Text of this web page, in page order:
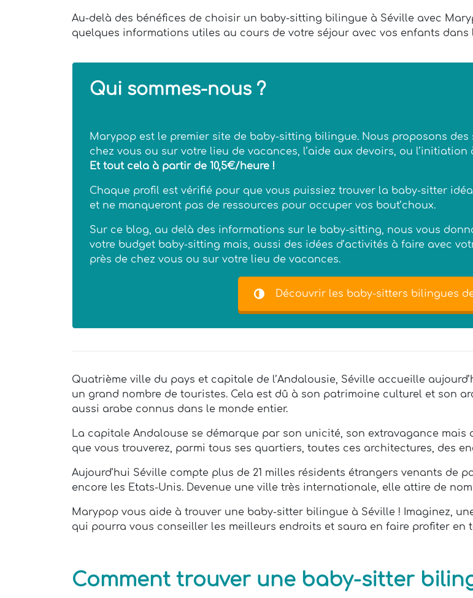
Au-delà des bénéfices de choisir un baby-sitting bilingue à Séville avec
quelques informations utiles au cours de votre séjour avec vos enfants dans
Qui sommes-nous ?
Marypop est le premier site de baby-sitting bilingue. Nous proposons
chez vous ou sur votre lieu de vacances, l’aide aux devoirs, ou
Et tout cela à partir de 10,5€/heure !
Chaque profil est vérifié pour que vous puissiez trouver la baby-sitter
et ne manqueront pas de ressources pour occuper vos bout’choux.
Sur ce blog, au delà des informations sur le baby-sitting, nous vous
votre budget baby-sitting mais, aussi des idées d’activités à faire avec
près de chez vous ou sur votre lieu de vacances.
Découvrir les baby-sitters bilingues
Quatrième ville du pays et capitale de l’Andalousie, Séville accueille
un grand nombre de touristes. Cela est dû à son patrimoine culturel et son
aussi arabe connus dans le monde entier.
La capitale Andalouse se démarque par son unicité, son extravagance mais
que vous trouverez, parmi tous ses quartiers, toutes ces architectures, des
Aujourd’hui Séville compte plus de 21 milles résidents étrangers venants de
encore les Etats-Unis. Devenue une ville très internationale, elle attire de
Marypop vous aide à trouver une baby-sitter bilingue à Séville ! Imaginez,
qui pourra vous conseiller les meilleurs endroits et saura en faire profiter en
Comment trouver une baby-sitter